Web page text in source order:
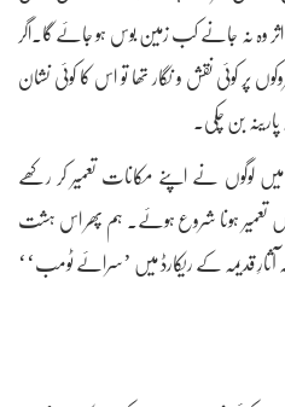
اثر وہ نہ جانے کب زمین بوس ہو جائے گا۔اگر
پر کوئی نقش و نگار تھا تو اس کا کوئی نشان
بن چکی۔
لوگوں نے اپنے مکانات تعمیر کر رکھے
تعمیر ہونا شروع ہوئے۔ ہم پھر اس ہشت
آثارِ قدیمہ کے ریکارڈ میں ’سرائے ٹومب‘‘